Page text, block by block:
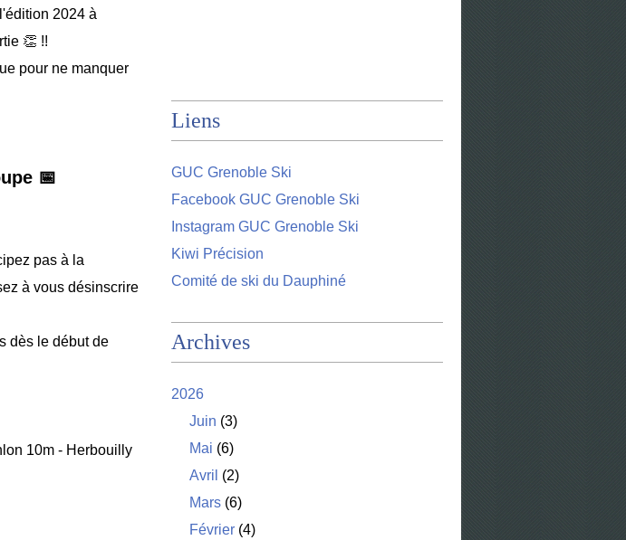
2024 à
👏 !!
pour ne manquer
📅
pas à la
à vous désinscrire
dès le début de
10m - Herbouilly
Liens
GUC Grenoble Ski
Facebook GUC Grenoble Ski
Instagram GUC Grenoble Ski
Kiwi Précision
Comité de ski du Dauphiné
Archives
2026
Juin (3)
Mai (6)
Avril (2)
Mars (6)
Février (4)